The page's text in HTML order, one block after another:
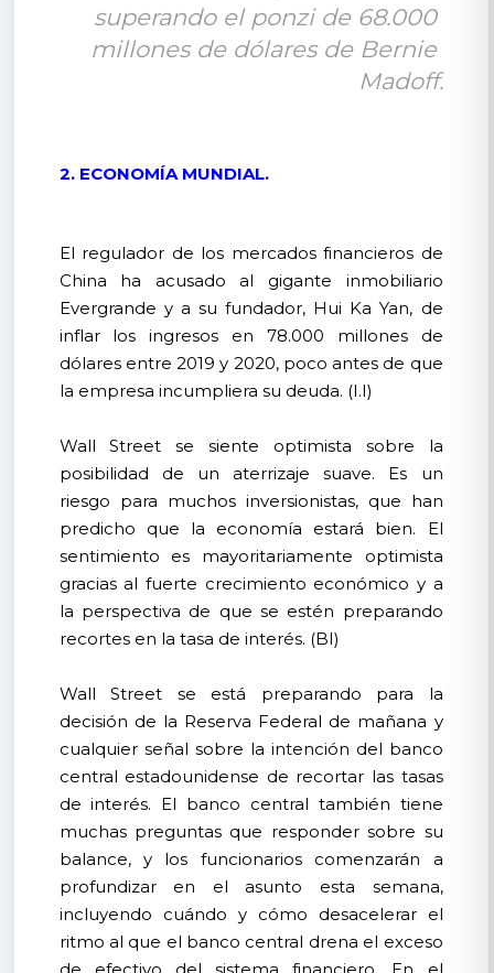
superando el ponzi de 68.000
millones de dólares de Bernie
Madoff.
2. ECONOMÍA MUNDIAL.
El regulador de los mercados financieros de
China ha acusado al gigante inmobiliario
Evergrande y a su fundador, Hui Ka Yan, de
inflar los ingresos en 78.000 millones de
dólares entre 2019 y 2020, poco antes de que
la empresa incumpliera su deuda. (I.I)
Wall Street se siente optimista sobre la
posibilidad de un aterrizaje suave. Es un
riesgo para muchos inversionistas, que han
predicho que la economía estará bien. El
sentimiento es mayoritariamente optimista
gracias al fuerte crecimiento económico y a
la perspectiva de que se estén preparando
recortes en la tasa de interés. (BI)
Wall Street se está preparando para la
decisión de la Reserva Federal de mañana y
cualquier señal sobre la intención del banco
central estadounidense de recortar las tasas
de interés. El banco central también tiene
muchas preguntas que responder sobre su
balance, y los funcionarios comenzarán a
profundizar en el asunto esta semana,
incluyendo cuándo y cómo desacelerar el
ritmo al que el banco central drena el exceso
de efectivo del sistema financiero. En el